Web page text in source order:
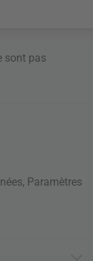
sont pas
, Paramètres